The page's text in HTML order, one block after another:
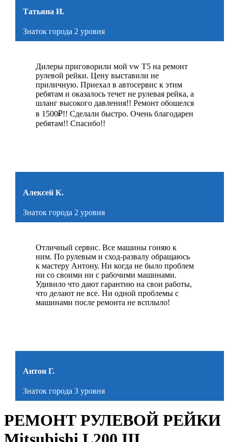
Татьяна И.
Знаток города 2 уровня
Дилеры приговорили мой vw Т5 на ремонт
рулевой рейки. Цену выставили не
приличную. Приехал в автосервис к этим
ребятам и оказалось течет не рулевая рейка, а
шланг высокого давления!! Ремонт обошелся
в 1500₽!! Сделали быстро. Очень благодарен
ребятам!! Спасибо!!
Алексей К.
Знаток города 2 уровня
Отличный сервис. Все машины гоняю к
ним. По рулевым и сход-развалу обращаюсь
к мастеру Антону. Ни когда не было проблем
ни со своими ни с рабочими машинами.
Удивило что дают гарантию на свои работы,
что делают не все. Ни одной проблемы с
машинами после ремонта не всплыло!
Антон Г.
Знаток города 3 уровня
РЕМОНТ РУЛЕВОЙ РЕЙКИ